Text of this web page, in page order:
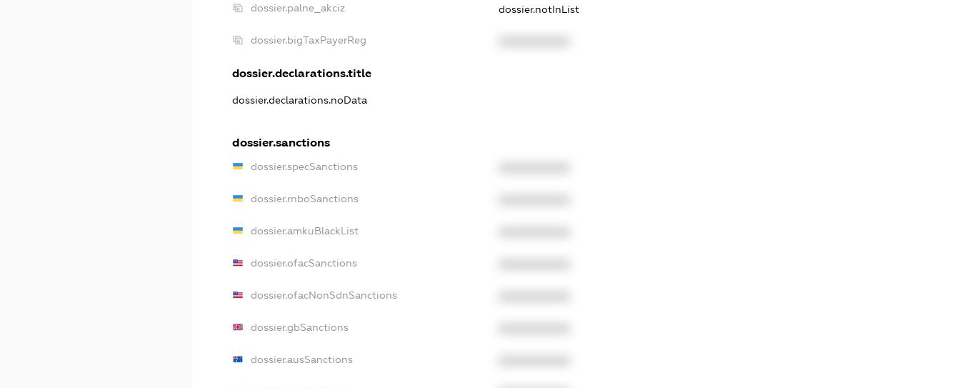
dossier.palne_akciz dossier.notInList
dossier.bigTaxPayerReg
dossier.declarations.title
dossier.declarations.noData
dossier.sanctions
dossier.specSanctions
dossier.rnboSanctions
dossier.amkuBlackList
dossier.ofacSanctions
dossier.ofacNonSdnSanctions
dossier.gbSanctions
dossier.ausSanctions